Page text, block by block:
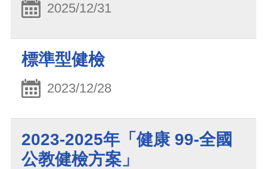
2025/12/31
標準型健檢
2023/12/28
2023-2025年「健康 99-全國
公教健檢方案」